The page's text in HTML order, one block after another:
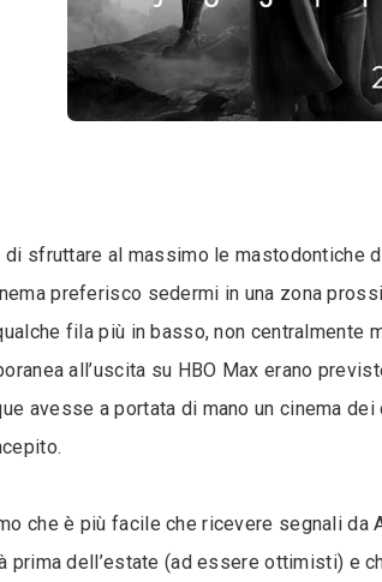
di sfruttare al massimo le mastodontiche
preferisco sedermi in una zona
fila più in basso, non centralmente
all’uscita su HBO Max erano
avesse a portata di mano un cinema
che è più facile che ricevere segnali da
prima dell’estate (ad essere ottimisti) e